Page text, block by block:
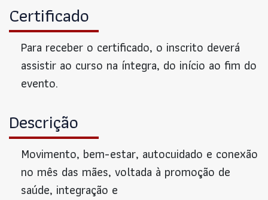
Certificado
Para receber o certificado, o inscrito deverá
assistir ao curso na íntegra, do início ao fim do
evento.
Descrição
Movimento, bem-estar, autocuidado e conexão
no mês das mães, voltada à promoção de
saúde, integração e